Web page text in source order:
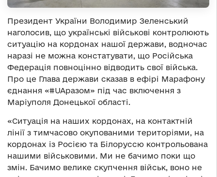
Президент України Володимир Зеленський
наголосив, що українські військові контролюють
ситуацію на кордонах нашої держави, водночас
наразі не можна констатувати, що Російська
Федерація повноцінно відводить свої війська.
Про це Глава держави сказав в ефірі Марафону
єднання «#UAразом» під час включення з
Маріуполя Донецької області.
«Ситуація на наших кордонах, на контактній
лінії з тимчасово окупованими територіями, на
кордонах із Росією та Білоруссю контрольована
нашими військовими. Ми не бачимо поки що
змін. Бачимо велике скупчення військ, воно не